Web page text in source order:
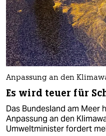
Anpassung an den
Es wird teuer für
Das Bundesland am Meer
Anpassung an den
Umweltminister fordert